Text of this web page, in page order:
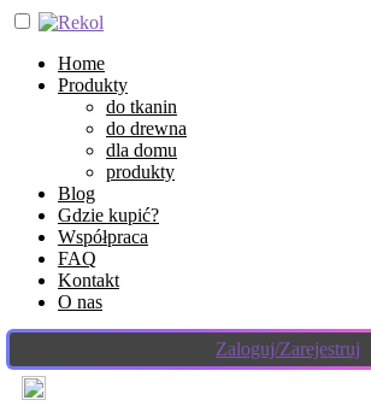
Home
Produkty
do tkanin
do drewna
dla domu
produkty
Blog
Gdzie kupić?
Współpraca
FAQ
Kontakt
O nas
Zaloguj/Zarejestruj